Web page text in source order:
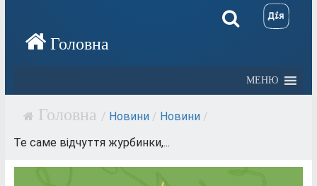
МЕНЮ
/ Новини / Новини /
Те саме відчуття журбинки,...